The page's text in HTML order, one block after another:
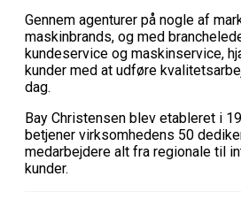
Gennem agenturer på nogle af
maskinbrands, og med
kundeservice og maskinservice,
kunder med at udføre
dag.
Bay Christensen blev etableret i
betjener virksomhedens 50
medarbejdere alt fra regionale til
kunder.